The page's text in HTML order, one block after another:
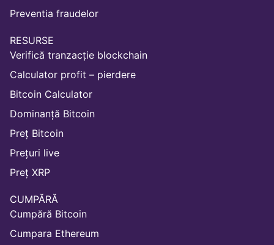
Preventia fraudelor
RESURSE
Verifică tranzacție blockchain
Calculator profit – pierdere
Bitcoin Calculator
Dominanță Bitcoin
Preț Bitcoin
Prețuri live
Preț XRP
CUMPĂRĂ
Cumpără Bitcoin
Cumpara Ethereum